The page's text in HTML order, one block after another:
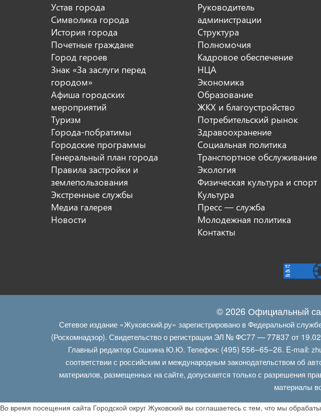
Устав города
Символика города
История города
Почетные граждане
Город героев
Знак «За заслуги перед
городом»
Афиша городских
мероприятий
Туризм
Города-побратимы
Городские программы
Генеральный план города
Правила застройки и
землепользования
Экстренные службы
Медиа галерея
Новости
Руководитель
администрации
Структура
Полномочия
Кадровое обеспечение
НЦА
Экономика
Образование
ЖКХ и благоустройство
Потребительский рынок
Здравоохранение
Социальная политика
Транспортное обслуживание
Экология
Физическая культура и спорт
Культура
Пресс — служба
Молодежная политика
Контакты
© 2026 Официальный
Сетевое издание «Жуковский.ру» зарегистрировано в Федеральной
(Роскомнадзор). Свидетельство о регистрации ЭЛ № ФС77 — 77837 от
Главный редактор Сошкина Ю.Ю. Телефон: (495) 556–65–26. E‑mail:
соответствии с российским и международным законодательством об
материалов, размещенных на сайте, допускается только с разрешения
материалы
Во время посещения сайта Городской округ Жуковский вы соглашаетесь с тем, что мы